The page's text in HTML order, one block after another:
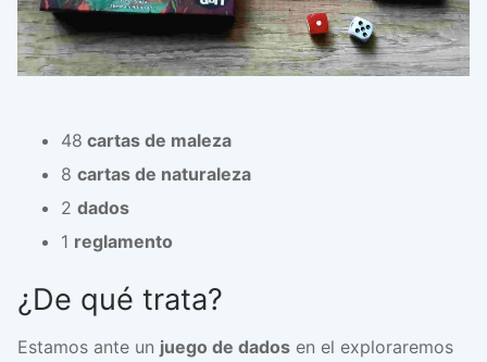
48 cartas de maleza
8 cartas de naturaleza
2 dados
1 reglamento
¿De qué trata?
Estamos ante un juego de dados en el exploraremos